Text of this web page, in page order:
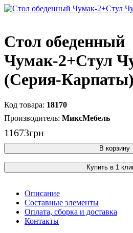
Стол обеденный
Чумак-2+Стул
(Серия-Карпаты)
18170
МиксМебель
11673грн
В корзину
Купить в 1
Описание
Составные элементы
Оплата, сборка и доставка
Контакты